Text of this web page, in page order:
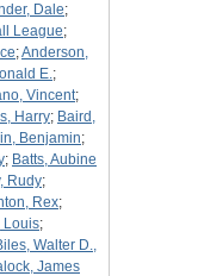
Dale;
League;
;Anderson,
E.;
Vincent;
Harry; Baird,
Benjamin;
; Batts, Aubine
Rudy;
Rex;
Louis;
Walter D.,
James